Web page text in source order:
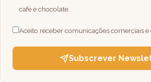
café e chocolate.
Aceito receber comunicações comerciais e
Subscrever